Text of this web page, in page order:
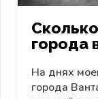
города
На днях
города